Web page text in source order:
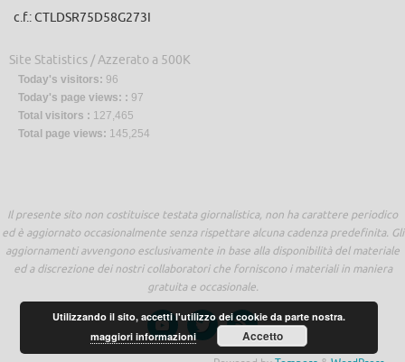
c.f.: CTLDSR75D58G273I
Site Statistics / Azzerato a 500K
Today's visitors: 96
Today's page views: : 97
Total visitors : 127,465
Total page views: 145,254
Il presente sito non costituisce testata giornalistica, non ha carattere periodico
ed è aggiornato occasionalmente senza rispettare alcuna cadenza predefinita. Gli
aggiornamenti avvengono esclusivamente in base alla disponibilità del materiale
ed a discrezione dei nostri collaboratori che forniscono i materiali in maniera
gratuita e occasionale.
Utilizzando il sito, accetti l'utilizzo dei cookie da parte nostra.
maggiori informazioni
Accetto